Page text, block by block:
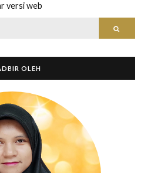
versi web
OLEH